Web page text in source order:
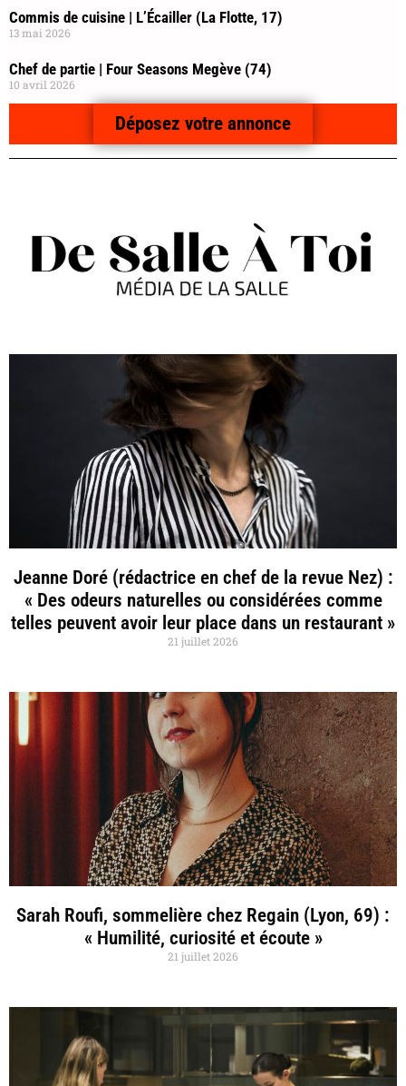
Commis de cuisine | L’Écailler (La Flotte, 17)
13 mai 2026
Chef de partie | Four Seasons Megève (74)
10 avril 2026
Déposez votre annonce
Jeanne Doré (rédactrice en chef de la revue Nez) :
« Des odeurs naturelles ou considérées comme
telles peuvent avoir leur place dans un restaurant »
21 juillet 2026
Sarah Roufi, sommelière chez Regain (Lyon, 69) :
« Humilité, curiosité et écoute »
21 juillet 2026